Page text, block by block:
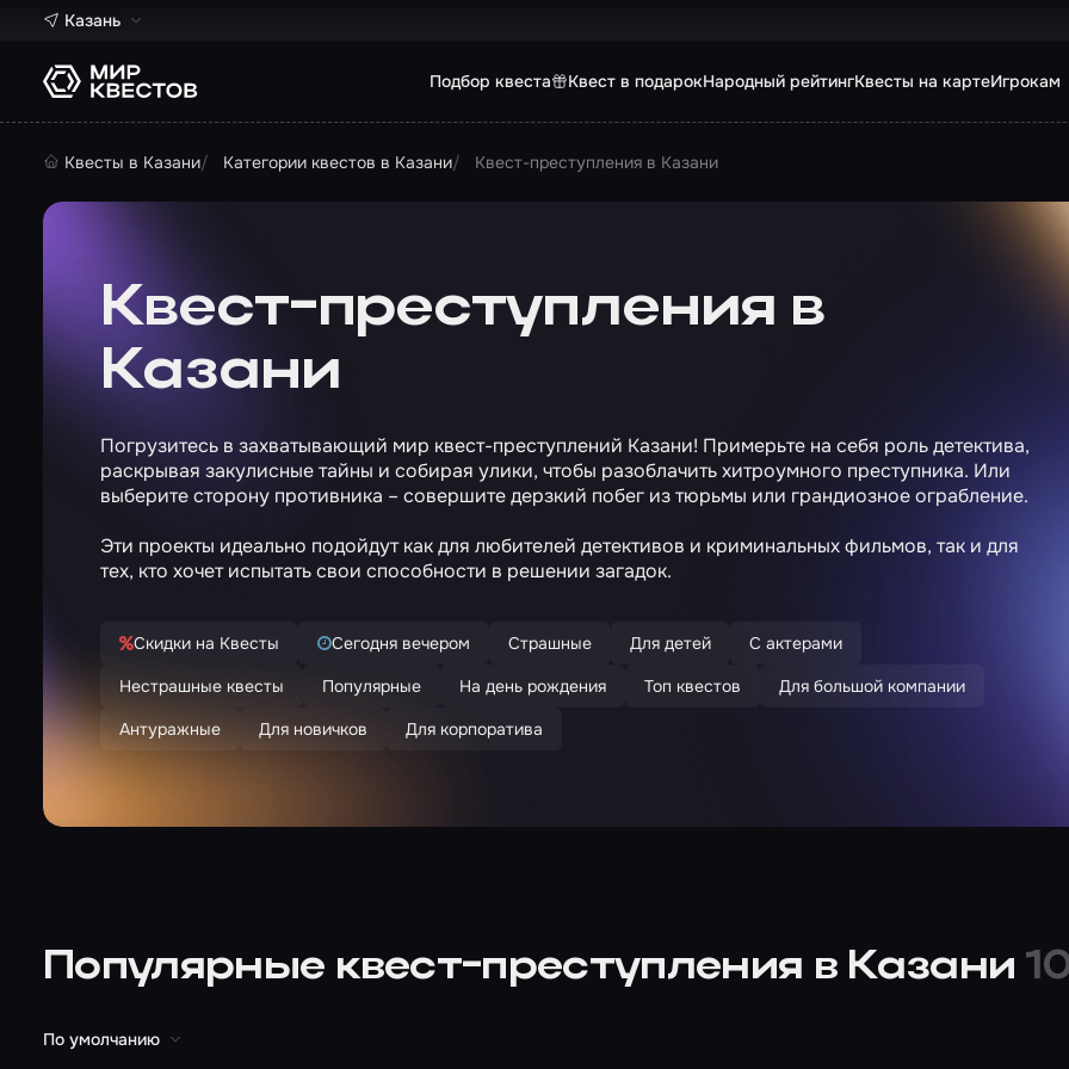
Казань
Подбор квеста Квест в подарокНародный рейтингКвесты на картеИгрокам
Квесты в Казани Категории квестов в Казани Квест-преступления в Казани
Квест-преступления в
Казани
Погрузитесь в захватывающий мир квест-преступлений Казани! Примерьте на себя роль детектива,
раскрывая закулисные тайны и собирая улики, чтобы разоблачить хитроумного преступника. Или
выберите сторону противника – совершите дерзкий побег из тюрьмы или грандиозное ограбление.
Эти проекты идеально подойдут как для любителей детективов и криминальных фильмов, так и для
тех, кто хочет испытать свои способности в решении загадок.
Скидки на Квесты Сегодня вечером Страшные Для детей
С актерами
Нестрашные квесты
Популярные На день рождения Топ квестов
Для большой компании
Антуражные
Для новичков Для корпоратива
Популярные квест-преступления в Казани
По умолчанию